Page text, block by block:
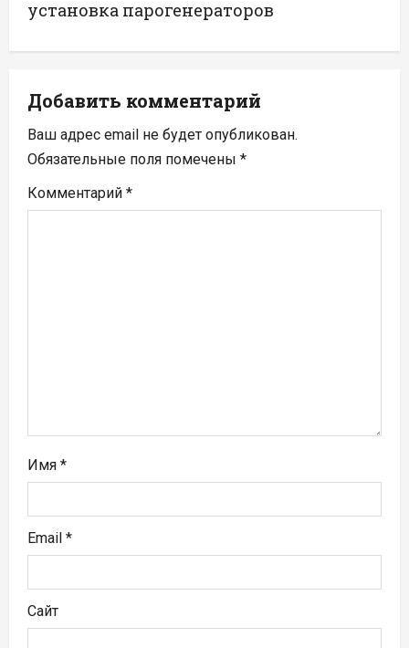
а
ц
и
я
п
о
я
м
установка парогенераторов
Добавить комментарий
Ваш адрес email не будет опубликован.
Обязательные поля помечены *
Комментарий *
Имя *
Email *
Сайт